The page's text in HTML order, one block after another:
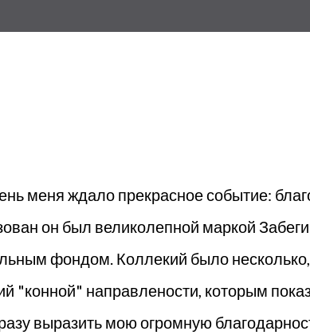
меня ждало прекрасное событие:
он был великолепной маркой
фондом. Коллекий было
"конной" направлености, которым
выразить мою огромную